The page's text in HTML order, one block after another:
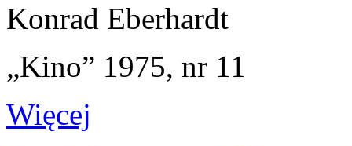
Konrad Eberhardt
„Kino” 1975, nr 11
Więcej